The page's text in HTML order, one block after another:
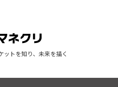
ットを知り、未来を描く